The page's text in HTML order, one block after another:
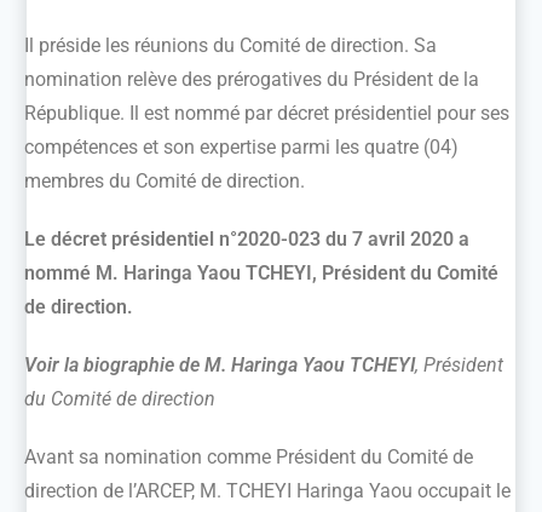
Il préside les réunions du Comité de direction. Sa
nomination relève des prérogatives du Président de la
République. Il est nommé par décret présidentiel pour ses
compétences et son expertise parmi les quatre (04)
membres du Comité de direction.
Le décret présidentiel n°2020-023 du 7 avril 2020 a
nommé M. Haringa Yaou TCHEYI, Président du Comité
de direction.
Voir la biographie de M. Haringa Yaou TCHEYI, Président
du Comité de direction
Avant sa nomination comme Président du Comité de
direction de l’ARCEP, M. TCHEYI Haringa Yaou occupait le